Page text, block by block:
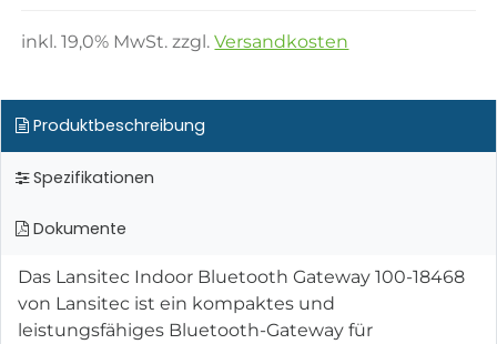
inkl.19,0% MwSt. zzgl.Versandkosten
Produktbeschreibung
Spezifikationen
Dokumente
Das Lansitec Indoor Bluetooth Gateway 100-18468
von Lansitec ist ein kompaktes und
leistungsfähiges Bluetooth-Gateway für